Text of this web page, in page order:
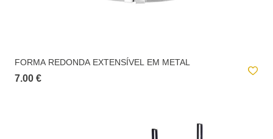
FORMA REDONDA EXTENSÍVEL EM METAL
7.00 €